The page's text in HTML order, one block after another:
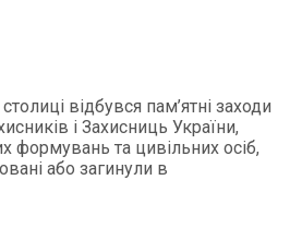
відбувся пам’ятні заходи
і Захисниць України,
формувань та цивільних осіб,
або загинули в